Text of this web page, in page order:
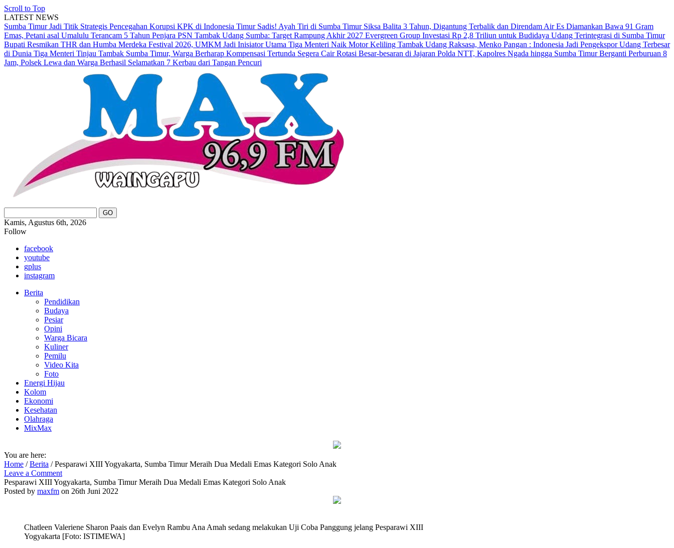
Scroll to Top
LATEST NEWS
Sumba Timur Jadi Titik Strategis Pencegahan Korupsi KPK di Indonesia Timur Sadis! Ayah Tiri di Sumba Timur Siksa Balita 3 Tahun, Digantung Terbalik dan Direndam Air Es Diamankan Bawa 91 Gram
Emas, Petani asal Umalulu Terancam 5 Tahun Penjara PSN Tambak Udang Sumba: Target Rampung Akhir 2027 Evergreen Group Investasi Rp 2,8 Triliun untuk Budidaya Udang Terintegrasi di Sumba Timur
Bupati Resmikan THR dan Humba Merdeka Festival 2026, UMKM Jadi Inisiator Utama Tiga Menteri Naik Motor Keliling Tambak Udang Raksasa, Menko Pangan : Indonesia Jadi Pengekspor Udang Terbesar
di Dunia Tiga Menteri Tinjau Tambak Sumba Timur, Warga Berharap Kompensasi Tertunda Segera CairRotasi Besar-besaran di Jajaran Polda NTT, Kapolres Ngada hingga Sumba Timur Berganti Perburuan 8
Jam, Polsek Lewa dan Warga Berhasil Selamatkan 7 Kerbau dari Tangan Pencuri
Kamis, Agustus 6th, 2026
Follow
facebook
youtube
gplus
instagram
Berita
Pendidikan
Budaya
Pesiar
Opini
Warga Bicara
Kuliner
Pemilu
Video Kita
Foto
Energi Hijau
Kolom
Ekonomi
Kesehatan
Olahraga
MixMax
You are here:
Home /Berita /Pesparawi XIII Yogyakarta, Sumba Timur Meraih Dua Medali Emas Kategori Solo Anak
Leave a Comment
Pesparawi XIII Yogyakarta, Sumba Timur Meraih Dua Medali Emas Kategori Solo Anak
Posted by maxfm on 26th Juni 2022
Chatleen Valeriene Sharon Paais dan Evelyn Rambu Ana Amah sedang melakukan Uji Coba Panggung jelang Pesparawi XIII
Yogyakarta [Foto: ISTIMEWA]